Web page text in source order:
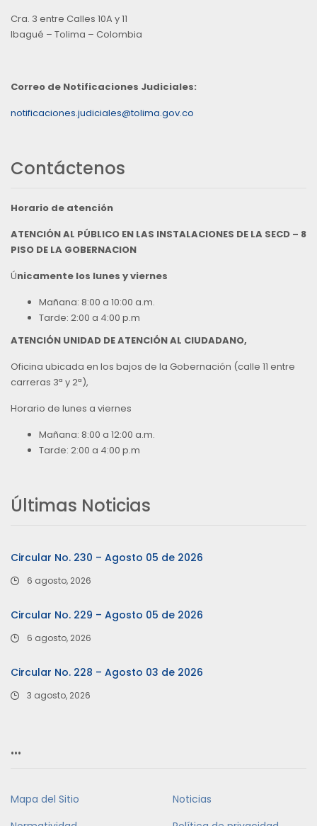
Cra. 3 entre Calles 10A y 11
Ibagué – Tolima – Colombia
Correo de Notificaciones Judiciales:
notificaciones.judiciales@tolima.gov.co
Contáctenos
Horario de atención
ATENCIÓN AL PÚBLICO EN LAS INSTALACIONES DE LA SECD – 8
PISO DE LA GOBERNACION
Únicamente los lunes y viernes
Mañana: 8:00 a 10:00 a.m.
Tarde: 2:00 a 4:00 p.m
ATENCIÓN UNIDAD DE ATENCIÓN AL CIUDADANO,
Oficina ubicada en los bajos de la Gobernación (calle 11 entre
carreras 3ª y 2ª),
Horario de lunes a viernes
Mañana: 8:00 a 12:00 a.m.
Tarde: 2:00 a 4:00 p.m
Últimas Noticias
Circular No. 230 – Agosto 05 de 2026
6 agosto, 2026
Circular No. 229 – Agosto 05 de 2026
6 agosto, 2026
Circular No. 228 – Agosto 03 de 2026
3 agosto, 2026
…
Mapa del Sitio
Noticias